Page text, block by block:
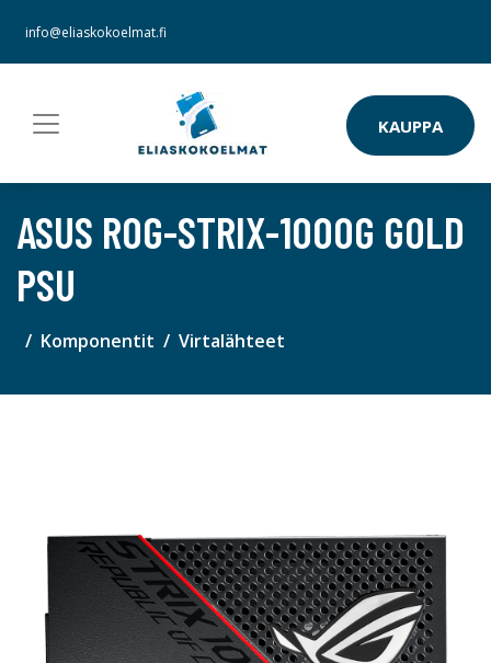
info@eliaskokoelmat.fi
KAUPPA
ASUS ROG-STRIX-1000G GOLD
PSU
Komponentit Virtalähteet